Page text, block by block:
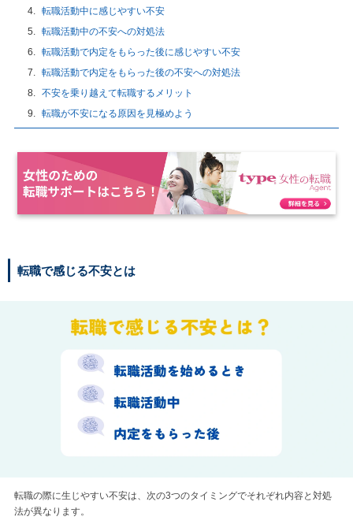
転職活動中に感じやすい不安
転職活動中の不安への対処法
転職活動で内定をもらった後に感じやすい不安
転職活動で内定をもらった後の不安への対処法
不安を乗り越えて転職するメリット
転職が不安になる原因を見極めよう
転職で感じる不安とは
転職の際に生じやすい不安は、次の3つのタイミングでそれぞれ内容と対処
法が異なります。